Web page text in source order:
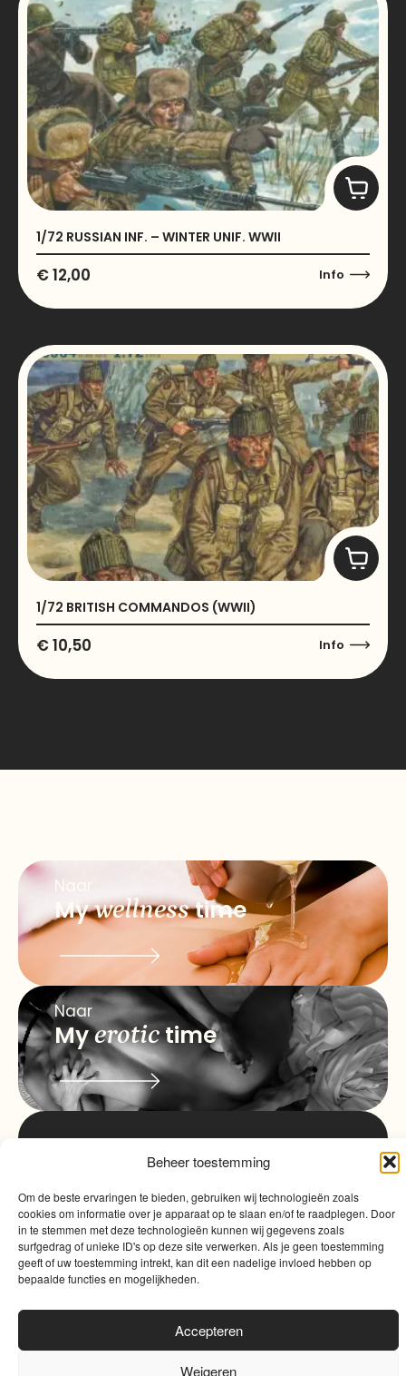
Beheer toestemming
Om de beste ervaringen te bieden, gebruiken wij technologieën zoals
cookies om informatie over je apparaat op te slaan en/of te raadplegen. Door
in te stemmen met deze technologieën kunnen wij gegevens zoals
surfgedrag of unieke ID's op deze site verwerken. Als je geen toestemming
geeft of uw toestemming intrekt, kan dit een nadelige invloed hebben op
bepaalde functies en mogelijkheden.
Accepteren
Weigeren
1/72 RUSSIAN INF. – WINTER UNIF. WWII
€12,00 Info
1/72 BRITISH COMMANDOS (WWII)
€10,50 Info
Naar
Mywellnesstime
Naar
Myerotictime
quality
time Contact
Algemene voorwaarden|Cookies